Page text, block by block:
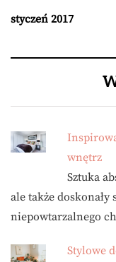
styczeń 2017
wnętrz
Sztuka
ale także
niepowtarzalnego
Stylowe